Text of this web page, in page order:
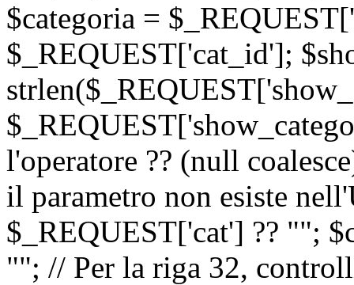
$categoria =
$_REQUEST['cat_id'];
l'operatore ?? (null
il parametro non esiste
$_REQUEST['cat'] ?? "";
""; // Per la riga 32,